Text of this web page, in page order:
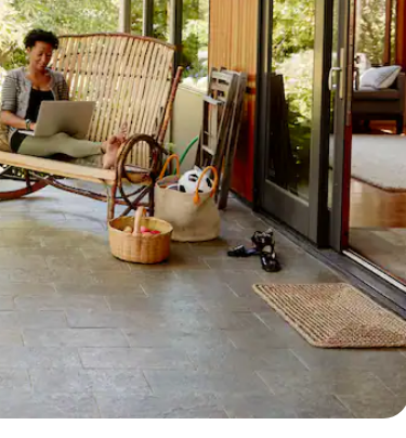
pour les parcourir ou en appuyant et en faisant glisser.